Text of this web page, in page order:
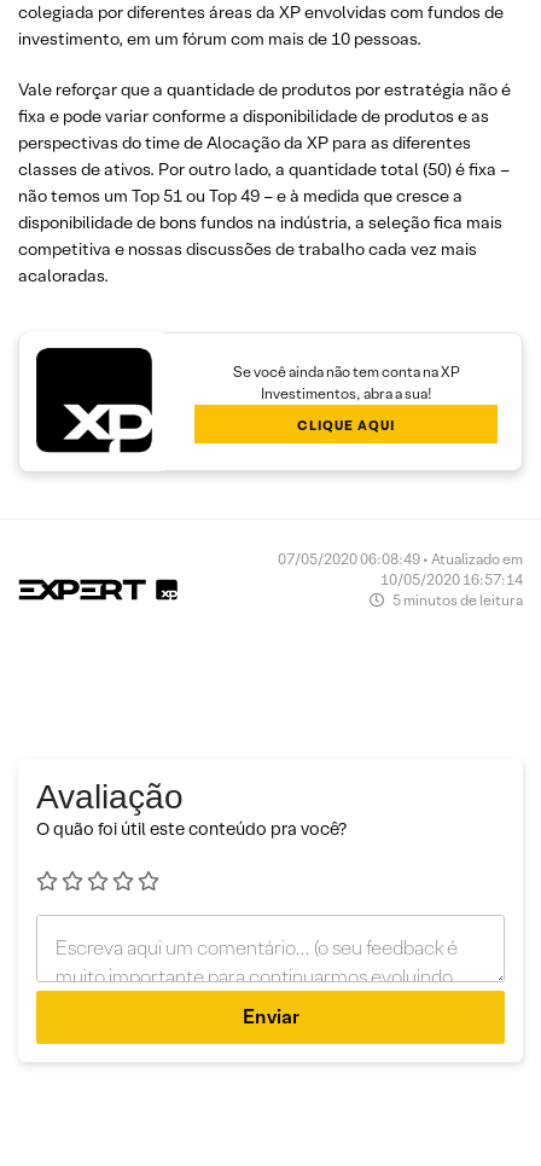
colegiada por diferentes áreas da XP envolvidas com fundos de
investimento, em um fórum com mais de 10 pessoas.
Vale reforçar que a quantidade de produtos por estratégia não é
fixa e pode variar conforme a disponibilidade de produtos e as
perspectivas do time de Alocação da XP para as diferentes
classes de ativos. Por outro lado, a quantidade total (50) é fixa –
não temos um Top 51 ou Top 49 – e à medida que cresce a
disponibilidade de bons fundos na indústria, a seleção fica mais
competitiva e nossas discussões de trabalho cada vez mais
acaloradas.
Se você ainda não tem conta na XP
Investimentos, abra a sua!
CLIQUE AQUI
07/05/2020 06:08:49 • Atualizado em
10/05/2020 16:57:14
5 minutos de leitura
Avaliação
O quão foi útil este conteúdo pra você?
Enviar